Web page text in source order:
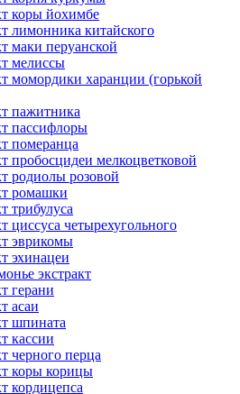
коры йохимбе
лимонника китайского
маки перуанской
мелиссы
момордики харанции (горькой
пажитника
пассифлоры
померанца
пробосцидеи мелкоцветковой
родиолы розовой
ромашки
трибулуса
циссуса четырехугольного
эврикомы
эхинацеи
экстракт
герани
асаи
шпината
кассии
черного перца
коры корицы
кордицепса